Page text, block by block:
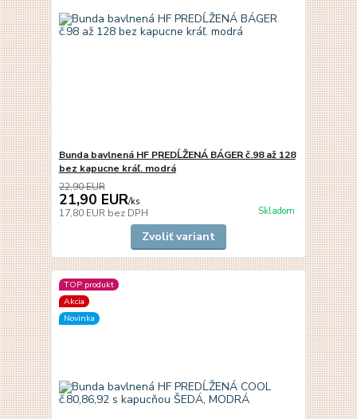
Bunda bavlnená HF PREDĹŽENÁ BÁGER č.98 až 128
bez kapucne kráľ. modrá
22,90 EUR
21,90 EUR/ks
17,80 EUR bez DPH Skladom
Zvoliť variant
TOP produkt
Akcia
Novinka